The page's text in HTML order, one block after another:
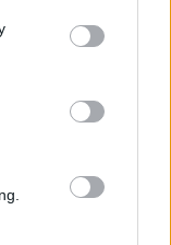
You may click to
party tags to
in below Google